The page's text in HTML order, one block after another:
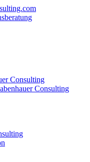
Consulting
Consulting